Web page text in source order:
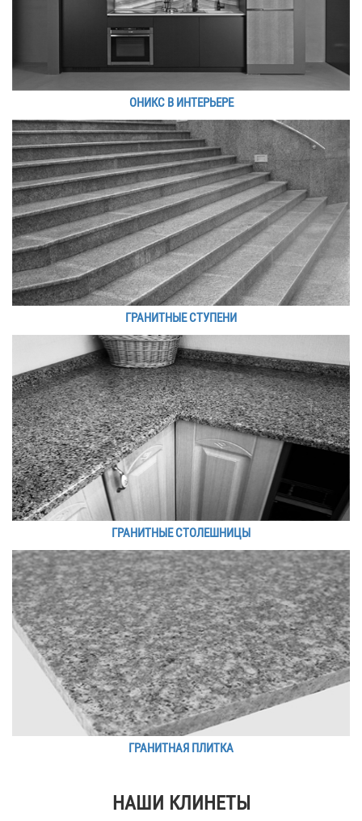
ОНИКС В ИНТЕРЬЕРЕ
ГРАНИТНЫЕ СТУПЕНИ
ГРАНИТНЫЕ СТОЛЕШНИЦЫ
ГРАНИТНАЯ ПЛИТКА
НАШИ КЛИНЕТЫ